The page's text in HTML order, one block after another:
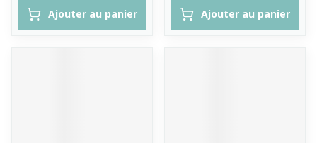
Ajouter au panier Ajouter au panier